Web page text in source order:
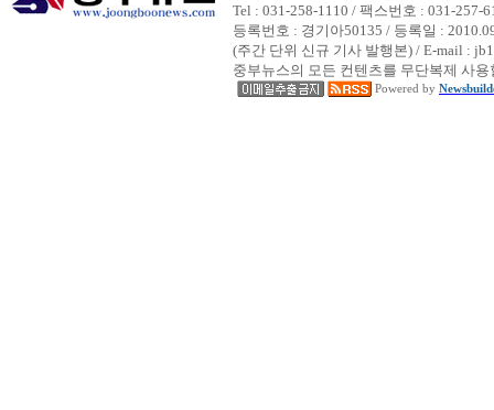
Tel : 031-258-1110 / 팩스번호 : 031-257-
등록번호 : 경기아50135 / 등록일 :
(주간 단위 신규 기사 발행본) / E-mail :
중부뉴스의 모든 컨텐츠를 무단복제 사
Powered by